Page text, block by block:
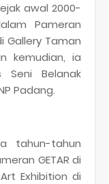
awal 2000-
Pameran
Gallery Taman
kemudian, ia
Seni Belanak
Padang.
tahun-tahun
GETAR di
Exhibition di